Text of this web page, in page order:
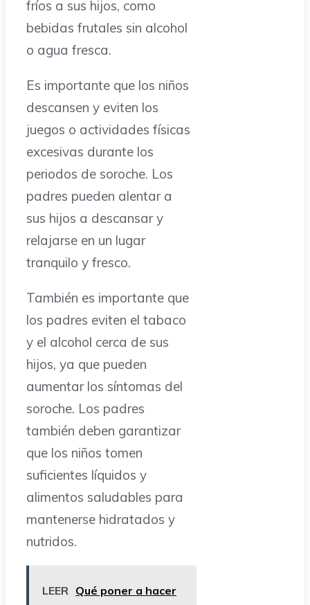
fríos a sus hijos, como
bebidas frutales sin alcohol
o agua fresca.
Es importante que los niños
descansen y eviten los
juegos o actividades físicas
excesivas durante los
periodos de soroche. Los
padres pueden alentar a
sus hijos a descansar y
relajarse en un lugar
tranquilo y fresco.
También es importante que
los padres eviten el tabaco
y el alcohol cerca de sus
hijos, ya que pueden
aumentar los síntomas del
soroche. Los padres
también deben garantizar
que los niños tomen
suficientes líquidos y
alimentos saludables para
mantenerse hidratados y
nutridos.
LEER Qué poner a hacer